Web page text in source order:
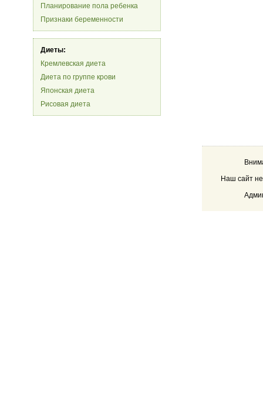
Планирование пола ребенка
Признаки беременности
Диеты:
Кремлевская диета
Диета по группе крови
Японская диета
Рисовая диета
Наш сайт